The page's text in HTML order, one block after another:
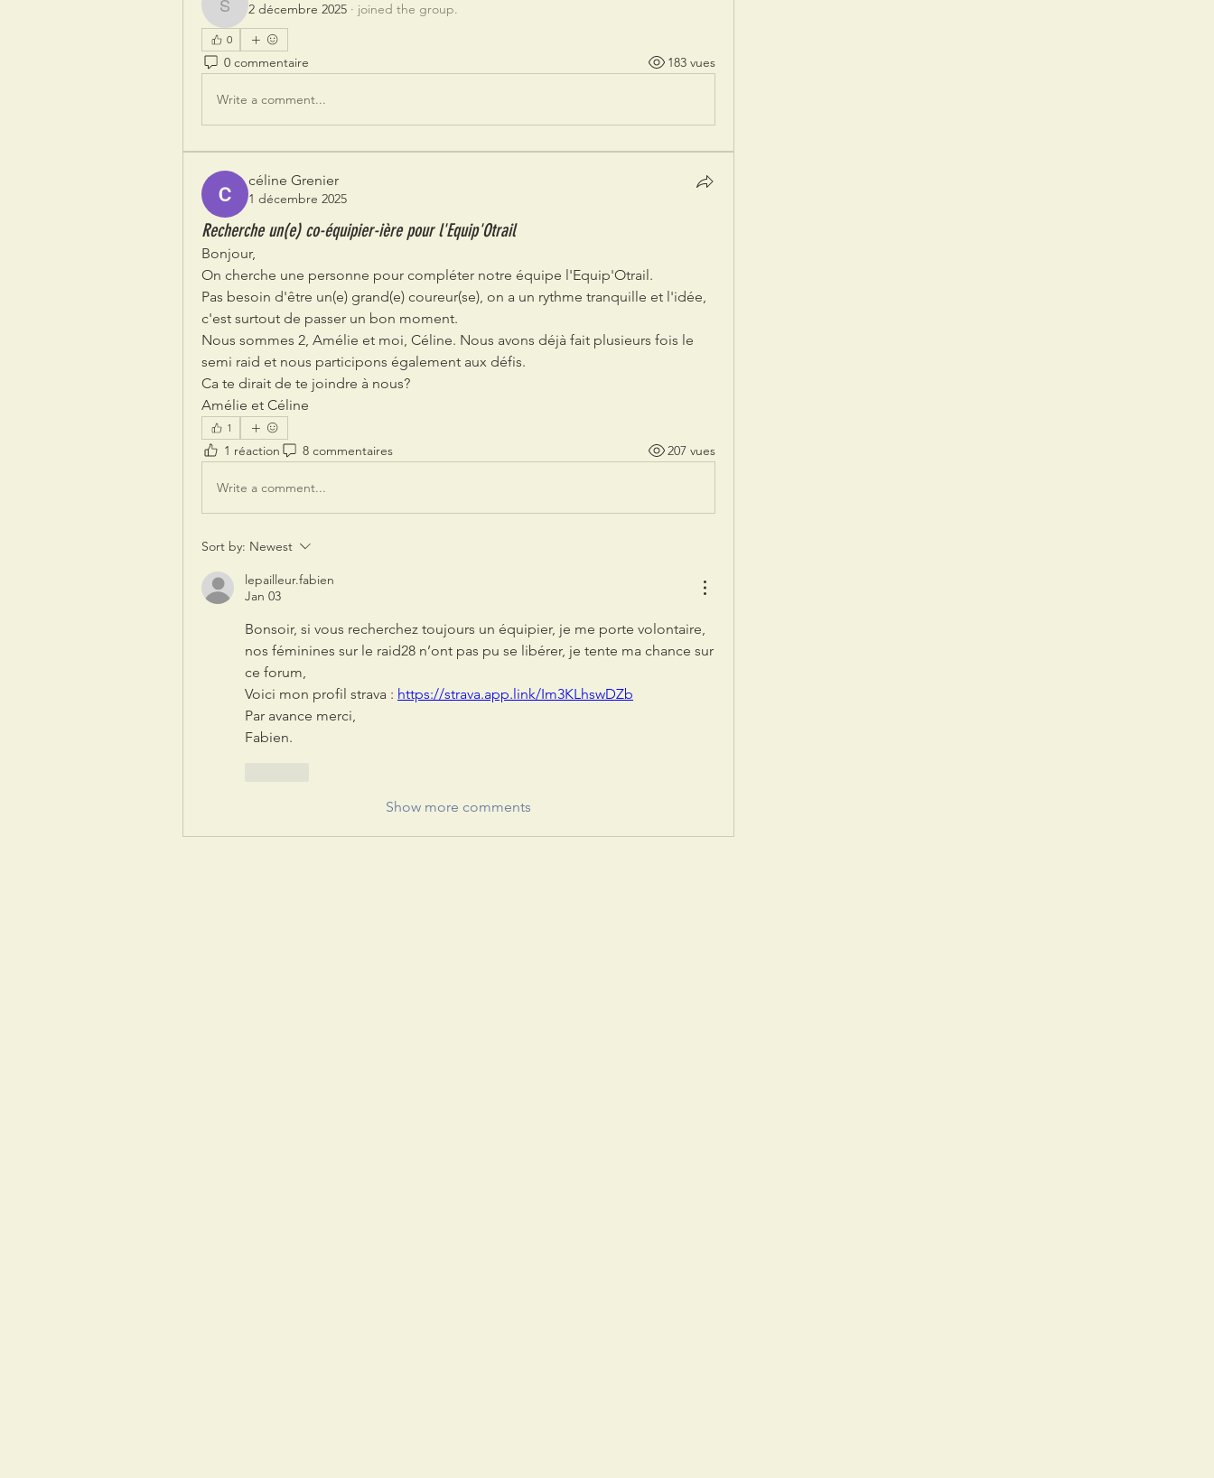
sylvain.harzo
2 décembre 2025 · joined the group.
0
0 commentaire 183 vues
Write a comment...
céline Grenier
1 décembre 2025
Recherche un(e) co-équipier-ière pour l'Equip'Otrail
Bonjour,
On cherche une personne pour compléter notre équipe l'Equip'Otrail.
Pas besoin d'être un(e) grand(e) coureur(se), on a un rythme tranquille et l'idée,
c'est surtout de passer un bon moment.
Nous sommes 2, Amélie et moi, Céline. Nous avons déjà fait plusieurs fois le
semi raid et nous participons également aux défis.
Ca te dirait de te joindre à nous?
Amélie et Céline
1
1 réaction 8 commentaires 207 vues
Write a comment...
Sort by: Newest
lepailleur.fabien
Jan 03
Bonsoir, si vous recherchez toujours un équipier, je me porte volontaire,
nos féminines sur le raid28 n’ont pas pu se libérer, je tente ma chance sur
ce forum,
Voici mon profil strava : https://strava.app.link/Im3KLhswDZb
Par avance merci,
Fabien.
Show more comments